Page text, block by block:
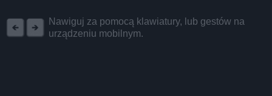
Nawiguj za pomocą klawiatury, lub gestów na
urządzeniu mobilnym.